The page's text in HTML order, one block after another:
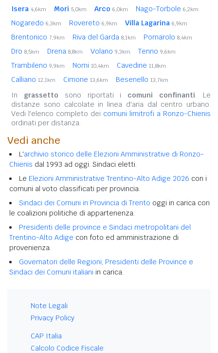
Isera 4,6km Mori 5,0km Arco 6,0km Nago-Torbole 6,2km
Nogaredo 6,3km Rovereto 6,9km Villa Lagarina 6,9km
Brentonico 7,9km Riva del Garda 8,1km Pomarolo 8,4km
Dro 8,5km Drena 8,8km Volano 9,3km Tenno 9,6km
Trambileno 9,9km Nomi 10,4km Cavedine 11,8km
Calliano 12,1km Cimone 13,6km Besenello 13,7km
In grassetto sono riportati i comuni confinanti. Le
distanze sono calcolate in linea d'aria dal centro urbano.
Vedi l'elenco completo dei comuni limitrofi a Ronzo-Chienis
ordinati per distanza.
Vedi anche
L'archivio storico delle Elezioni Amministrative di Ronzo-
Chienis dal 1993 ad oggi. Sindaci eletti.
Le Elezioni Amministrative Trentino-Alto Adige 2026 con i
comuni al voto classificati per provincia.
Sindaci dei Comuni in Provincia di Trento oggi in carica con
le coalizioni politiche di appartenenza.
Presidenti delle province e Sindaci metropolitani del
Trentino-Alto Adige con foto ed amministrazione di
provenienza.
Governatori delle Regioni, Presidenti delle Province e
Sindaci dei Comuni italiani in carica.
Note Legali
Privacy Policy
CAP Italia
Calcolo Codice Fiscale